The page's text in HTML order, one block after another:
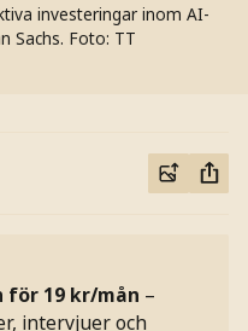
investeringar inom AI-
Sachs. Foto: TT
för 19 kr/mån –
intervjuer och